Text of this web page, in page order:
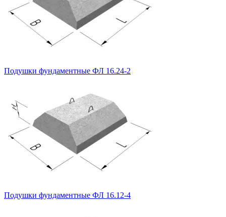
Подушки фундаментные ФЛ 16.24-2
Подушки фундаментные ФЛ 16.12-4